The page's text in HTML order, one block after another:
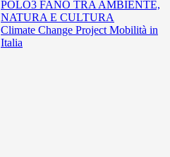
POLO3 FANO TRA AMBIENTE,
NATURA E CULTURA
Climate Change Project Mobilità in
Italia